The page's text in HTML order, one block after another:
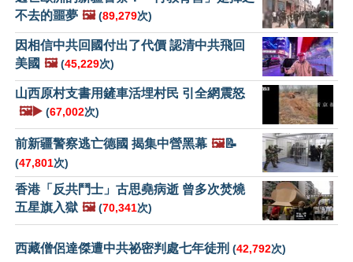
不去的噩夢 🖼️ (89,279次)
因相信中共回國付出了代價 認清中共飛回
美國 🖼️ (45,229次)
山西原村支書用鏟車活埋村民 引全網震怒
🖼️▶️ (67,002次)
前新疆警察逃亡德國 揭集中營黑幕 🖼️📝
(47,801次)
香港「反共鬥士」古思堯病逝 曾多次焚燒
五星旗入獄 🖼️ (70,341次)
西藏僧侶達傑遭中共祕密判處七年徒刑 (42,792次)